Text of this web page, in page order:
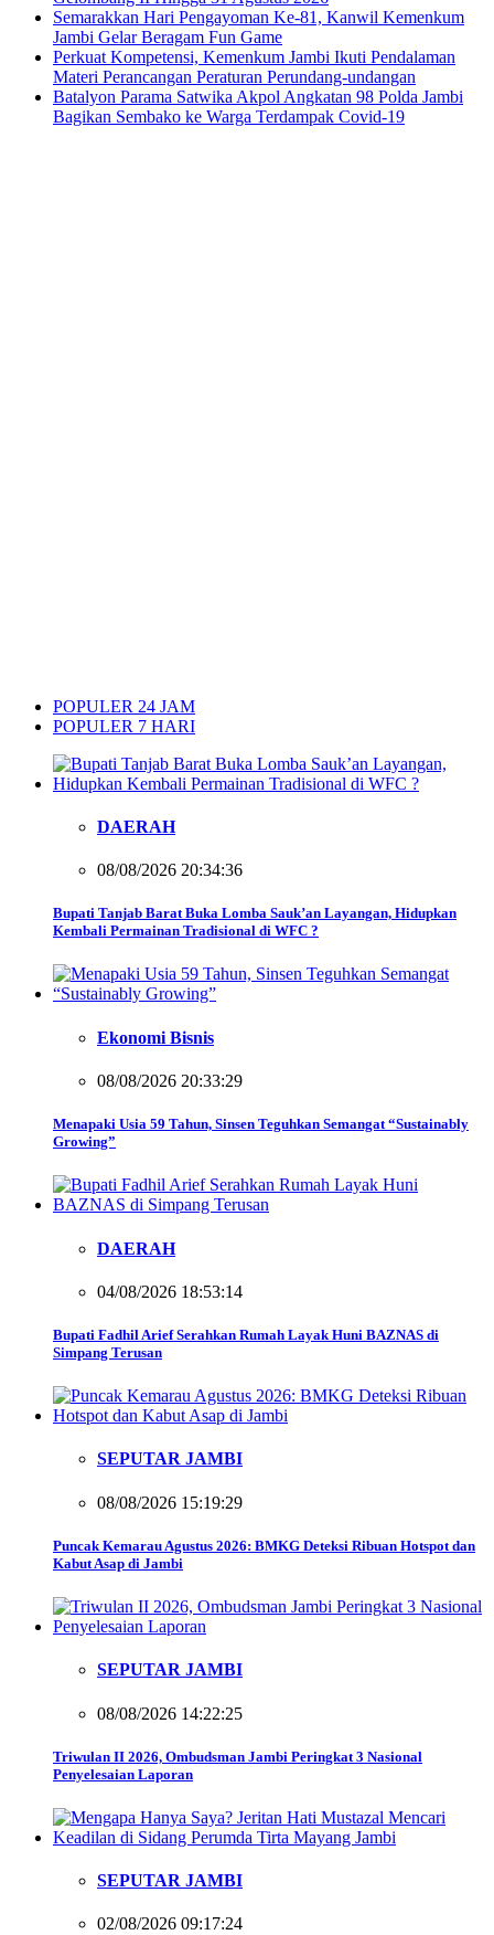
Semarakkan Hari Pengayoman Ke-81, Kanwil Kemenkum
Jambi Gelar Beragam Fun Game
Perkuat Kompetensi, Kemenkum Jambi Ikuti Pendalaman
Materi Perancangan Peraturan Perundang-undangan
Batalyon Parama Satwika Akpol Angkatan 98 Polda Jambi
Bagikan Sembako ke Warga Terdampak Covid-19
POPULER 24 JAM
POPULER 7 HARI
DAERAH
08/08/2026 20:34:36
Bupati Tanjab Barat Buka Lomba Sauk’an Layangan, Hidupkan
Kembali Permainan Tradisional di WFC ?
Ekonomi Bisnis
08/08/2026 20:33:29
Menapaki Usia 59 Tahun, Sinsen Teguhkan Semangat “Sustainably
Growing”
DAERAH
04/08/2026 18:53:14
Bupati Fadhil Arief Serahkan Rumah Layak Huni BAZNAS di
Simpang Terusan
SEPUTAR JAMBI
08/08/2026 15:19:29
Puncak Kemarau Agustus 2026: BMKG Deteksi Ribuan Hotspot dan
Kabut Asap di Jambi
SEPUTAR JAMBI
08/08/2026 14:22:25
Triwulan II 2026, Ombudsman Jambi Peringkat 3 Nasional
Penyelesaian Laporan
SEPUTAR JAMBI
02/08/2026 09:17:24